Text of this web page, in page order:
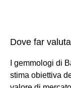
Dove far
I gemmologi di
stima obiettiva